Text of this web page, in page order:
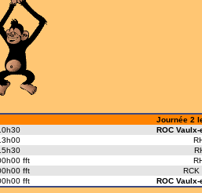
Journée 2
ROC Vaulx-
fft
fft
RCK
fft
ROC Vaulx-